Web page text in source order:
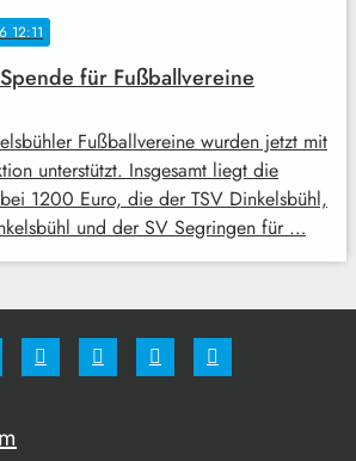
12:11
für Fußballvereine
Fußballvereine wurden jetzt mit
unterstützt. Insgesamt liegt die
1200 Euro, die der TSV Dinkelsbühl,
und der SV Segringen für …